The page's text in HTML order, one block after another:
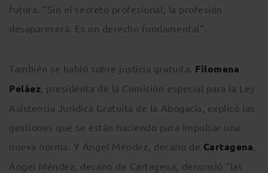
futura. “Sin el secreto profesional, la profesión
desaparecerá. Es un derecho fundamental”.
También se habló sobre justicia gratuita. Filomena
Peláez, presidenta de la Comisión especial para la Ley
Asistencia Jurídica Gratuita de la Abogacía, explicó las
gestiones que se están haciendo para impulsar una
nueva norma. Y Ángel Méndez, decano de Cartagena,
Ángel Méndez, decano de Cartagena, denunció “las